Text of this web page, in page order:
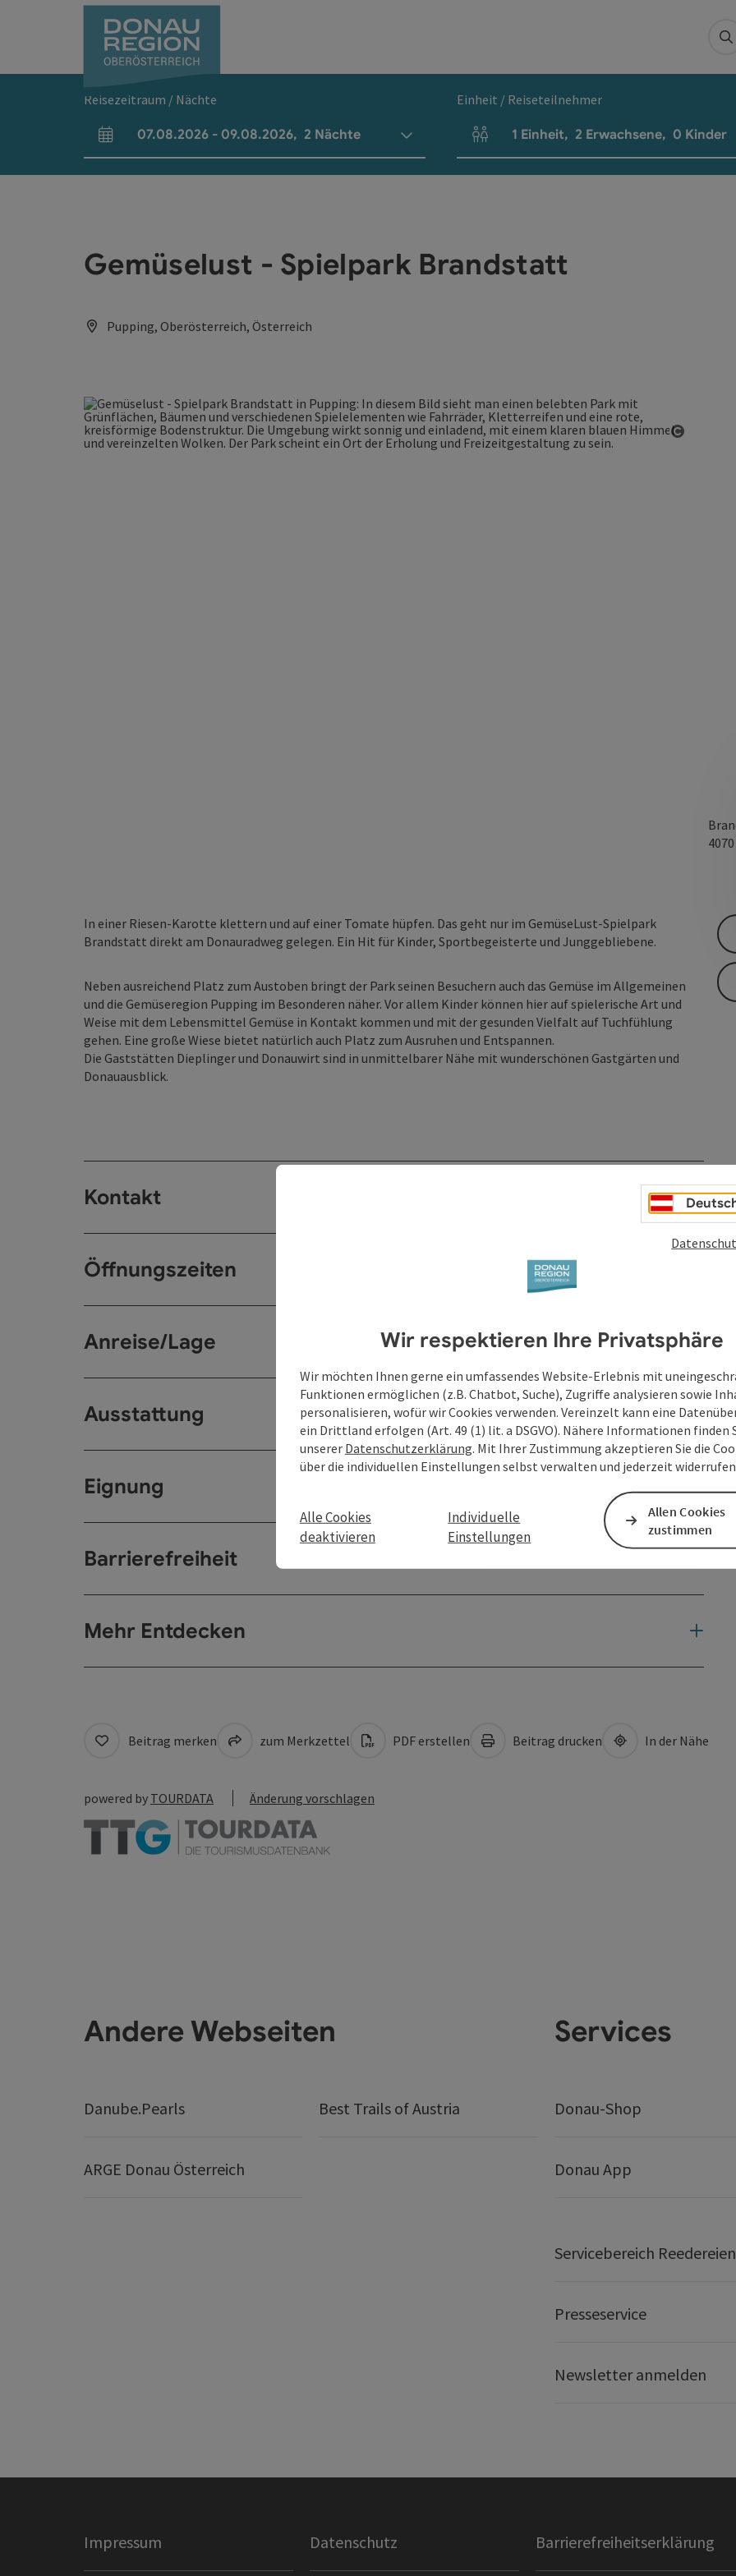
Reisezeitraum / Nächte
An- und Abreisefelder
07.08.2026 - 09.08.2026, 2 Nächte
Einheit / Reiseteilnehmer
Einheitenanzahl und Personenfelder
1 Einheit, 2 Erwachsene, 0 Kinder
Gemüselust - Spielpark Brandstatt
Pupping, Oberösterreich, Österreich
4070
In einer Riesen-Karotte klettern und auf einer Tomate hüpfen. Das geht nur im GemüseLust-Spielpark
Brandstatt direkt am Donauradweg gelegen. Ein Hit für Kinder, Sportbegeisterte und Junggebliebene.
Neben ausreichend Platz zum Austoben bringt der Park seinen Besuchern auch das Gemüse im Allgemeinen
und die Gemüseregion Pupping im Besonderen näher. Vor allem Kinder können hier auf spielerische Art und
Weise mit dem Lebensmittel Gemüse in Kontakt kommen und mit der gesunden Vielfalt auf Tuchfühlung
gehen. Eine große Wiese bietet natürlich auch Platz zum Ausruhen und Entspannen.
Die Gaststätten Dieplinger und Donauwirt sind in unmittelbarer Nähe mit wunderschönen Gastgärten und
Donauausblick.
Kontakt
Öffnungszeiten
Anreise/Lage
Ausstattung
Eignung
Barrierefreiheit
Mehr Entdecken
Beitrag merken zum Merkzettel PDF erstellen Beitrag drucken In der Nähe
powered by TOURDATA Änderung vorschlagen
Andere Webseiten
Danube.Pearls Best Trails of Austria
ARGE Donau Österreich
Services
Donau-Shop
Donau App
Servicebereich Reedereien
Presseservice
Newsletter anmelden
Impressum Datenschutz Barrierefreiheitserklärung
Wir respektieren Ihre Privatsphäre
Wir möchten Ihnen gerne ein umfassendes Website-Erlebnis mit
Funktionen ermöglichen (z.B. Chatbot, Suche), Zugriffe analysieren sowie
personalisieren, wofür wir Cookies verwenden. Vereinzelt kann eine
ein Drittland erfolgen (Art. 49 (1) lit. a DSGVO). Nähere Informationen finden
unserer Datenschutzerklärung. Mit Ihrer Zustimmung akzeptieren Sie die
über die individuellen Einstellungen selbst verwalten und jederzeit
Alle Cookies
deaktivieren
Individuelle
Einstellungen
Allen Cookies
zustimmen